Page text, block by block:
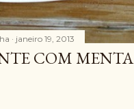
janeiro 19, 2013
COM MENTA